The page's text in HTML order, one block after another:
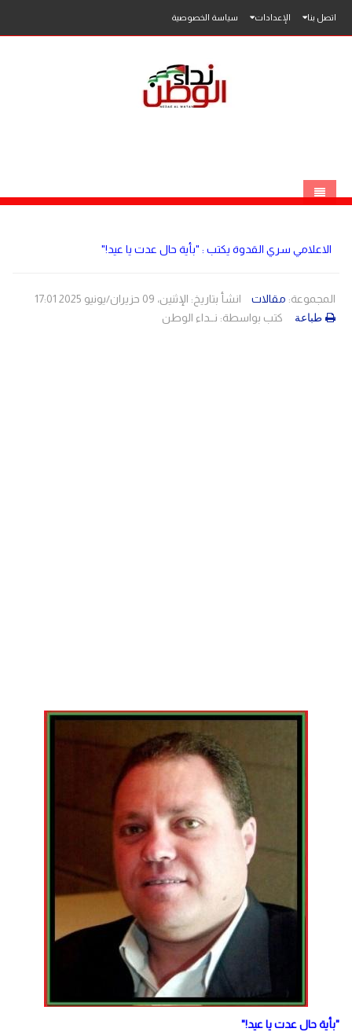
اتصل بنا الإعدادات سياسة الخصوصية
الاعلامي سري القدوة يكتب : "بأية حال عدت يا عيد!"
المجموعة: مقالات
انشأ بتاريخ: الإثنين، 09 حزيران/يونيو 2025 17:01
كتب بواسطة: نــداء الوطن طباعة
"بأية حال عدت يا عيد!"
محلي
فلسطين
عربي